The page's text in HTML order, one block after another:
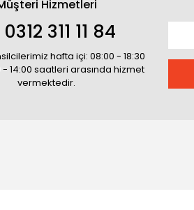
Hizmetleri
0312 311 11 84
hafta içi: 08:00 - 18:30
- 14:00 saatleri arasında hizmet
vermektedir.